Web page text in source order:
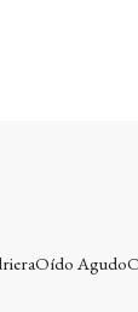
Oído Agudo